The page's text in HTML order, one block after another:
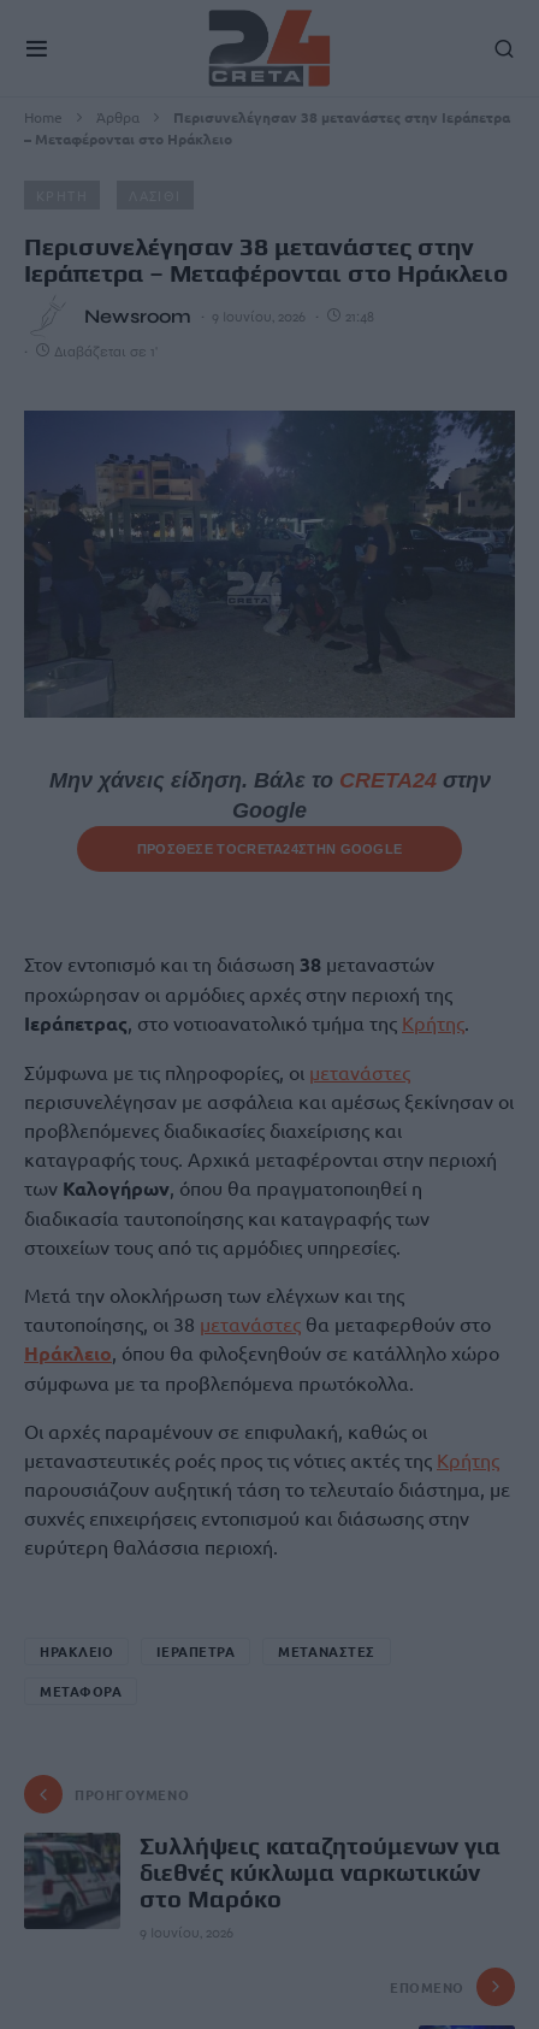
Home Άρθρα
Περισυνελέγησαν 38 μετανάστες στην Ιεράπετρα
– Μεταφέρονται στο Ηράκλειο
Περισυνελέγησαν 38 μετανάστες στην
Ιεράπετρα – Μεταφέρονται στο Ηράκλειο
Newsroom 9 Ιουνίου, 2026 21:48
Διαβάζεται σε 1'
Μην χάνεις είδηση. Βάλε το CRETA24στην
Google
ΠΡΟΣΘΕΣΕ ΤΟCRETA24ΣΤΗΝ GOOGLE
Στον εντοπισμό και τη διάσωση 38 μεταναστών
προχώρησαν οι αρμόδιες αρχές στην περιοχή της
Ιεράπετρας, στο νοτιοανατολικό τμήμα της Κρήτης.
Σύμφωνα με τις πληροφορίες, οι μετανάστες
περισυνελέγησαν με ασφάλεια και αμέσως ξεκίνησαν οι
προβλεπόμενες διαδικασίες διαχείρισης και
καταγραφής τους. Αρχικά μεταφέρονται στην περιοχή
των Καλογήρων, όπου θα πραγματοποιηθεί η
διαδικασία ταυτοποίησης και καταγραφής των
στοιχείων τους από τις αρμόδιες υπηρεσίες.
Μετά την ολοκλήρωση των ελέγχων και της
ταυτοποίησης, οι 38 μετανάστες θα μεταφερθούν στο
Ηράκλειο, όπου θα φιλοξενηθούν σε κατάλληλο χώρο
σύμφωνα με τα προβλεπόμενα πρωτόκολλα.
Οι αρχές παραμένουν σε επιφυλακή, καθώς οι
μεταναστευτικές ροές προς τις νότιες ακτές της Κρήτης
παρουσιάζουν αυξητική τάση το τελευταίο διάστημα, με
συχνές επιχειρήσεις εντοπισμού και διάσωσης στην
ευρύτερη θαλάσσια περιοχή.
ΗΡΑΚΛΕΙΟ ΙΕΡΑΠΕΤΡΑ ΜΕΤΑΝΑΣΤΕΣ
ΜΕΤΑΦΟΡΑ
ΠΡΟΗΓΟΎΜΕΝΟ
Συλλήψεις καταζητούμενων για
διεθνές κύκλωμα ναρκωτικών
στο Μαρόκο
9 Ιουνίου, 2026
ΕΠΌΜΕΝΟ